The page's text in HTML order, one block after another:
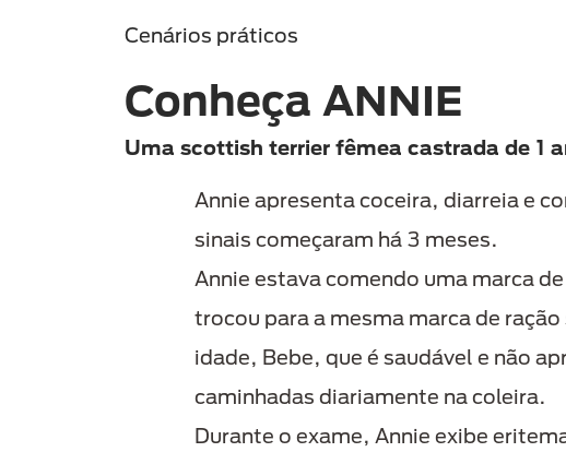
Cenários práticos
Conheça ANNIE
Uma scottish terrier fêmea castrada de 1
Annie apresenta coceira, diarreia e
sinais começaram há 3 meses.
Annie estava comendo uma marca
trocou para a mesma marca de
idade, Bebe, que é saudável e não
caminhadas diariamente na coleira.
Durante o exame, Annie exibe